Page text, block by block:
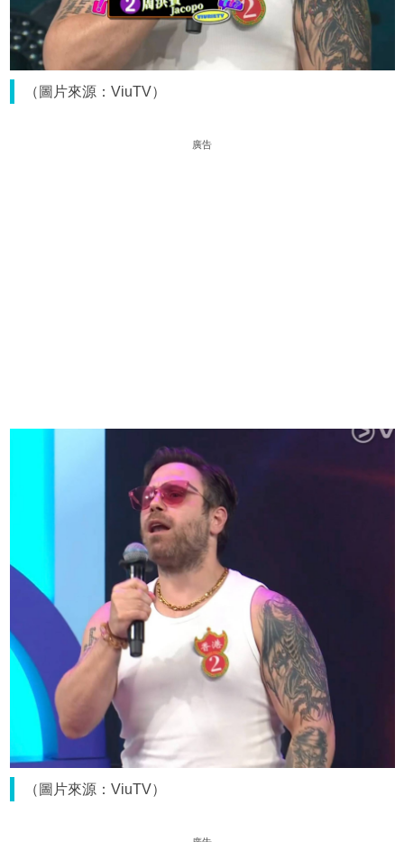
（圖片來源：ViuTV）
廣告
（圖片來源：ViuTV）